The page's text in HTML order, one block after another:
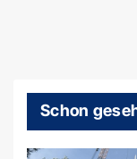
Schon